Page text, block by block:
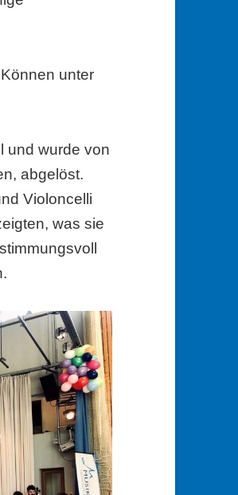
unter
und wurde von
abgelöst.
Violoncelli
was sie